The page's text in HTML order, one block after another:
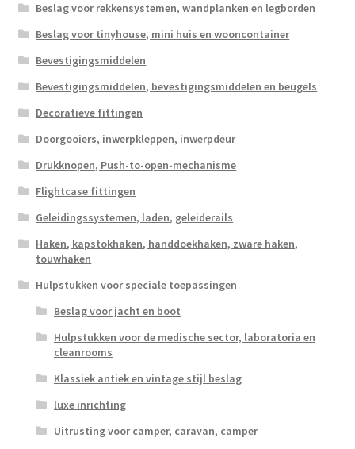
Beslag voor rekkensystemen, wandplanken en legborden
Beslag voor tinyhouse, mini huis en wooncontainer
Bevestigingsmiddelen
Bevestigingsmiddelen, bevestigingsmiddelen en beugels
Decoratieve fittingen
Doorgooiers, inwerpkleppen, inwerpdeur
Drukknopen, Push-to-open-mechanisme
Flightcase fittingen
Geleidingssystemen, laden, geleiderails
Haken, kapstokhaken, handdoekhaken, zware haken,
touwhaken
Hulpstukken voor speciale toepassingen
Beslag voor jacht en boot
Hulpstukken voor de medische sector, laboratoria en
cleanrooms
Klassiek antiek en vintage stijl beslag
luxe inrichting
Uitrusting voor camper, caravan, camper